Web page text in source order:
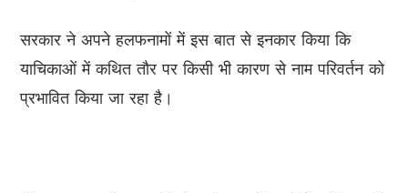
सरकार ने अपने हलफनामों में इस बात से इनकार किया कि
याचिकाओं में कथित तौर पर किसी भी कारण से नाम परिवर्तन को
प्रभावित किया जा रहा है।